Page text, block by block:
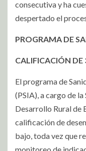
consecutiva y ha
despertado el
PROGRAMA DE
CALIFICACIÓN DE
El programa de
(PSIA), a cargo de
Desarrollo Rural de
calificación de
bajo, toda vez que